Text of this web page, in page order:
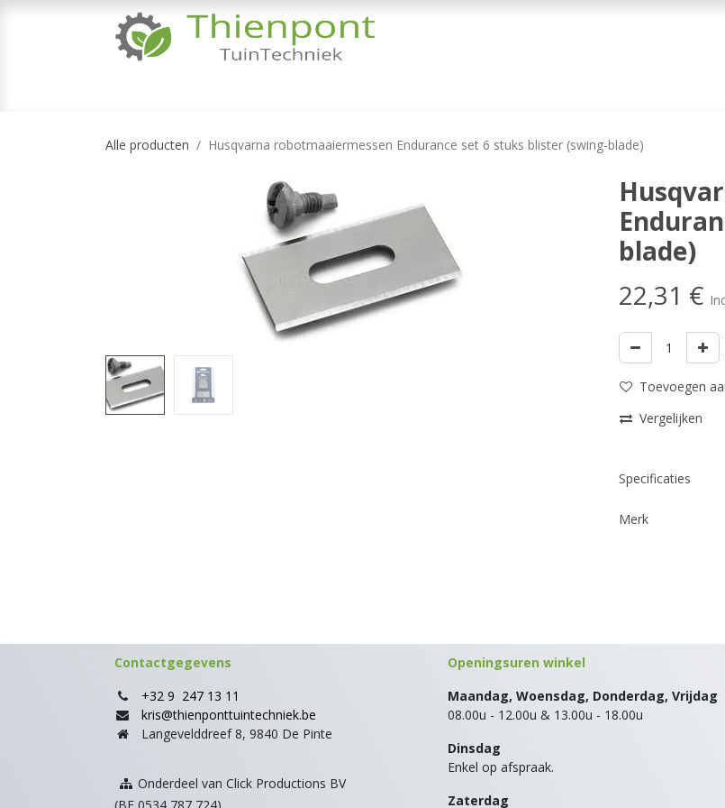
Alle producten Husqvarna robotmaaiermessen Endurance set 6 stuks blister (swing-blade)
blade)
22,31 €
Toevoegen
Vergelijken
Specificaties
Merk
Openingsuren winkel
Maandag, Woensdag, Donderdag, Vrijdag
08.00u - 12.00u & 13.00u - 18.00u
Dinsdag
Enkel op afspraak.
Zaterdag
Contactgegevens
+32 9 247 13 11
kris@thienponttuintechniek.be
Langevelddreef 8, 9840 De Pinte
Onderdeel van Click Productions BV